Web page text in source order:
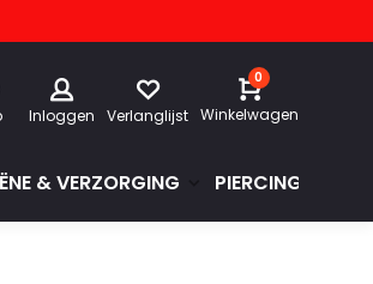
Inloggen Verlanglijst
0
Winkelwagen
& VERZORGING PIERCINGS &